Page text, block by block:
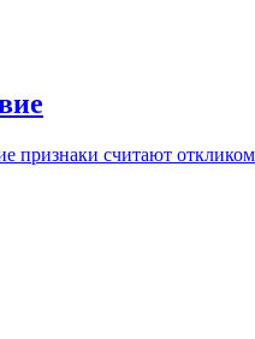
признаки считают